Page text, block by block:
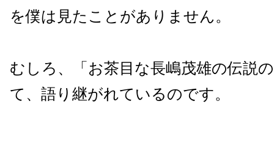
を僕は見たことがありません。
むしろ、「お茶目な長嶋茂雄の伝説
て、語り継がれているのです。